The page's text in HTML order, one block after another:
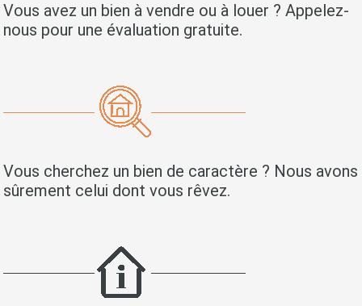
Vous avez un bien à vendre ou à louer ? Appelez-
nous pour une évaluation gratuite.
Vous cherchez un bien de caractère ? Nous avons
sûrement celui dont vous rêvez.